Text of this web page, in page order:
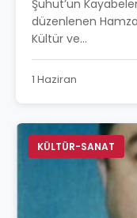
Şuhut’un
düzenlenen Hamza
Kültür ve...
1 Haziran
KÜLTÜR-SANAT